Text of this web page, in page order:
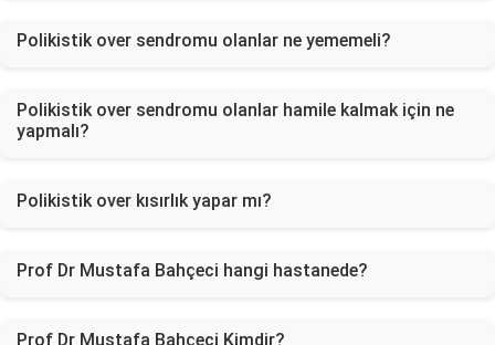
Polikistik over sendromu olanlar ne yememeli?
Polikistik over sendromu olanlar hamile kalmak için ne
yapmalı?
Polikistik over kısırlık yapar mı?
Prof Dr Mustafa Bahçeci hangi hastanede?
Prof Dr Mustafa Bahçeci Kimdir?